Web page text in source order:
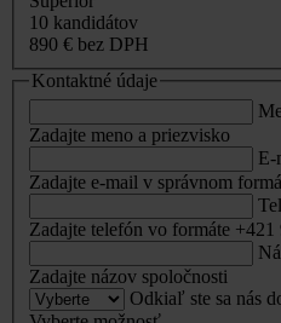
10 kandidátov
890 € bez DPH
Kontaktné údaje
Zadajte meno a priezvisko
E-
Zadajte e-mail v správnom
Zadajte telefón vo formáte +421
Zadajte názov spoločnosti
Odkiaľ ste sa nás